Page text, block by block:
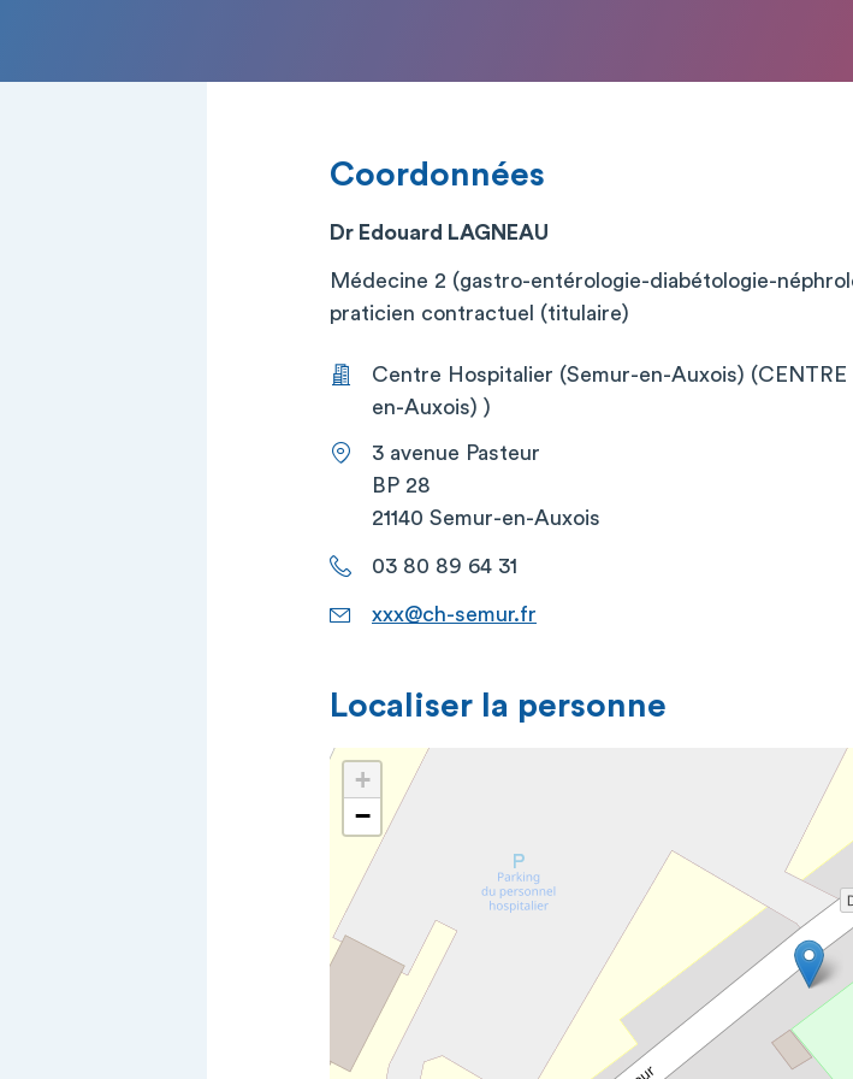
Coordonnées
Dr Edouard LAGNEAU
Médecine 2 (gastro-entérologie-diabétologie-
praticien contractuel (titulaire)
Centre Hospitalier (Semur-en-Auxois)
en-Auxois) )
3 avenue Pasteur
BP 28
21140 Semur-en-Auxois
03 80 89 64 31
xxx@ch-semur.fr
Localiser la personne
+
−